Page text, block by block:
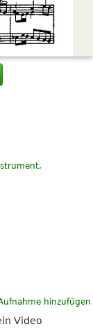
,
hinzufügen
Video